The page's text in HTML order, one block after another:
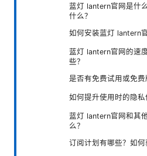
蓝灯 lantern官网是什
什么？
如何安装蓝灯 lantern
蓝灯 lantern官网的速
些？
是否有免费试用或免费
如何提升使用时的隐私
蓝灯 lantern官网和其
么？
订阅计划有哪些？如何